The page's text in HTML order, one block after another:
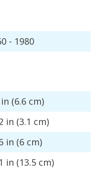
- 1980
in (6.6 cm)
in (3.1 cm)
in (6 cm)
in (13.5 cm)